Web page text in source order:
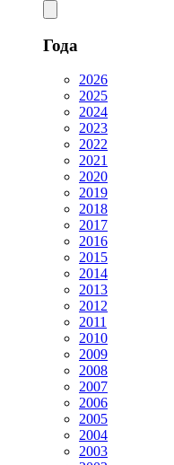
Года
2026
2025
2024
2023
2022
2021
2020
2019
2018
2017
2016
2015
2014
2013
2012
2011
2010
2009
2008
2007
2006
2005
2004
2003